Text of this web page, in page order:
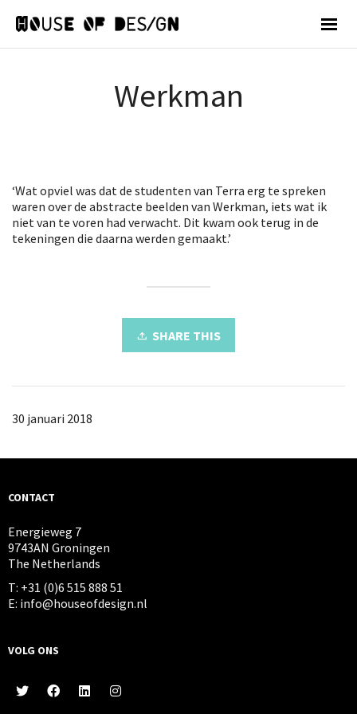
Werkman
‘Wat opviel was dat de studenten van Terra erg te spreken
waren over de abstracte beelden van Werkman, iets wat ik
niet van te voren had verwacht. Dit kwam ook terug in de
tekeningen die daarna werden gemaakt.’
SHARE THIS
30 januari 2018
CONTACT
Energieweg 7
9743AN Groningen
The Netherlands
T: +31 (0)6 515 888 51
E: info@houseofdesign.nl
VOLG ONS